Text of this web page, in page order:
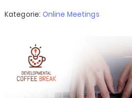
Kategorie: Online Meetings